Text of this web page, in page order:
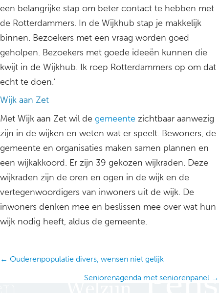
een belangrijke stap om beter contact te hebben met
de Rotterdammers. In de Wijkhub stap je makkelijk
binnen. Bezoekers met een vraag worden goed
geholpen. Bezoekers met goede ideeën kunnen die
kwijt in de Wijkhub. Ik roep Rotterdammers op om dat
echt te doen.’
Wijk aan Zet
Met Wijk aan Zet wil de gemeente zichtbaar aanwezig
zijn in de wijken en weten wat er speelt. Bewoners, de
gemeente en organisaties maken samen plannen en
een wijkakkoord. Er zijn 39 gekozen wijkraden. Deze
wijkraden zijn de oren en ogen in de wijk en de
vertegenwoordigers van inwoners uit de wijk. De
inwoners denken mee en beslissen mee over wat hun
wijk nodig heeft, aldus de gemeente.
Posts
← Ouderenpopulatie divers, wensen niet gelijk
Seniorenagenda met seniorenpanel →